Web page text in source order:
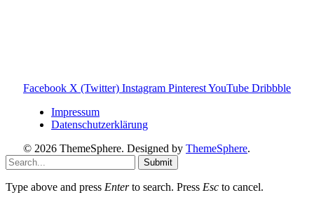
Facebook X (Twitter) Instagram PinterestYouTube Dribbble
Impressum
Datenschutzerklärung
© 2026 ThemeSphere. Designed by ThemeSphere.
Submit
Type above and press Enterto search. Press Esc to cancel.